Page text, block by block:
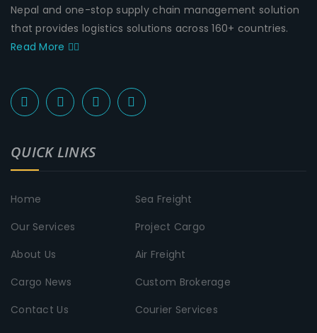
Nepal and one-stop supply chain management solution
that provides logistics solutions across 160+ countries.
Read More
QUICK LINKS
Home
Our Services
About Us
Cargo News
Contact Us
Sea Freight
Project Cargo
Air Freight
Custom Brokerage
Courier Services